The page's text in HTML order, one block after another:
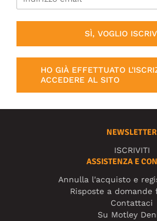
SÌ, VOGLIO
HO GIÀ EFFETTUATO
ACCEDERE AL SITO
NEWSLETTER
ISCRIVITI
ASSISTENZA E
Annulla l'acquisto e
Risposte a domande
Contattaci
Su Motley